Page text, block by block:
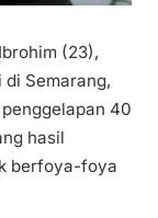
(23),
Semarang,
40
hasil
berfoya-foya